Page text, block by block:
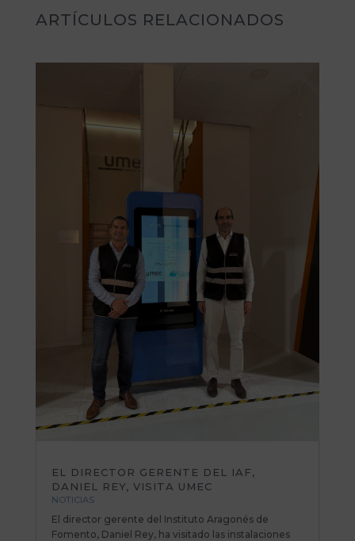
ARTÍCULOS RELACIONADOS
EL DIRECTOR GERENTE DEL IAF,
DANIEL REY, VISITA UMEC
NOTICIAS
El director gerente del Instituto Aragonés de
Fomento, Daniel Rey, ha visitado las instalaciones